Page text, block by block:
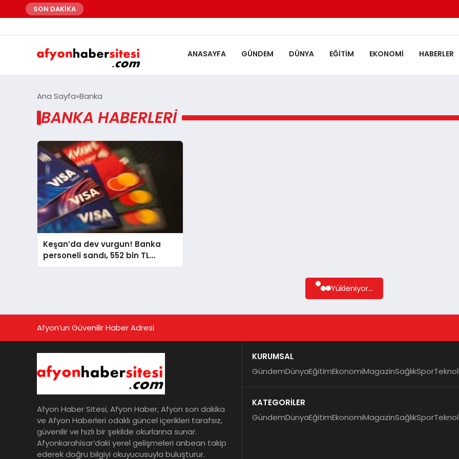
SON DAKİKA
ANASAYFA GÜNDEM DÜNYA EĞITIM EKONOMI HABERLER
Ana Sayfa Banka
BANKA HABERLERI
Keşan’da dev vurgun! Banka
personeli sandı, 552 bin TL
kaptırdı
Yükleniyor...
Afyon’un Güvenilir Haber Adresi
Afyon Haber Sitesi, Afyon Haber, Afyon son dakika
ve Afyon Haberleri odaklı güncel içerikleri tarafsız,
güvenilir ve hızlı bir şekilde okurlarına sunar.
Afyonkarahisar’daki yerel gelişmeleri anbean takip
ederek doğru bilgiyi okuyucusuyla buluşturur.
KURUMSAL
GündemDünyaEğitimEkonomiMagazinSağlıkSpor
KATEGORİLER
GündemDünyaEğitimEkonomiMagazinSağlıkSpor